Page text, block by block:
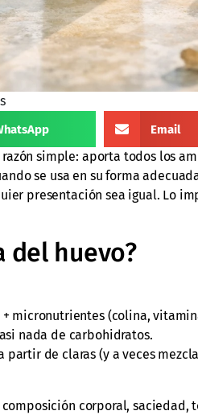
Email
simple: aporta todos los
se usa en su forma
presentación sea igual. Lo
del huevo?
micronutrientes (colina,
nada de carbohidratos.
de claras (y a veces
corporal, saciedad,